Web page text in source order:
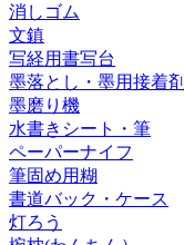
消しゴム
文鎮
写経用書写台
墨落とし・墨用接着剤
墨磨り機
水書きシート・筆
ペーパーナイフ
筆固め用糊
書道バック・ケース
灯ろう